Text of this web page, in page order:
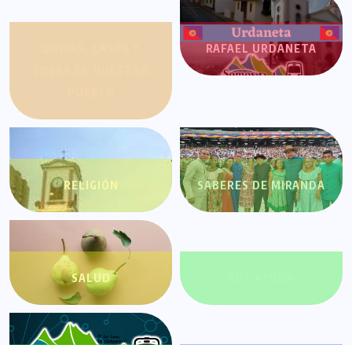
RAFAEL URDANETA
RELIGIÓN SABERES DE MIRANDA
SALUD